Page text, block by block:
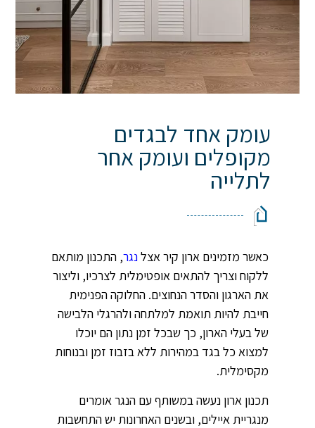
עומק אחד לבגדים
מקופלים ועומק אחר
לתלייה ‏
כאשר מזמינים ארון קיר אצלנגר, התכנון מותאם
ללקוח וצריך להתאים אופטימלית לצרכיו, וליצור
את הארגון והסדר הנחוצים. החלוקה הפנימית
חייבת להיות תואמת למלתחה ולהרגלי הלבישה
של בעלי הארון, כך שבכל זמן נתון הם יוכלו
למצוא כל בגד במהירות ללא בזבוז זמן ובנוחות
מקסימלית.
תכנון ארון נעשה במשותף עם הנגר אומרים
מנגריית איילים, ובשנים האחרונות יש התחשבות